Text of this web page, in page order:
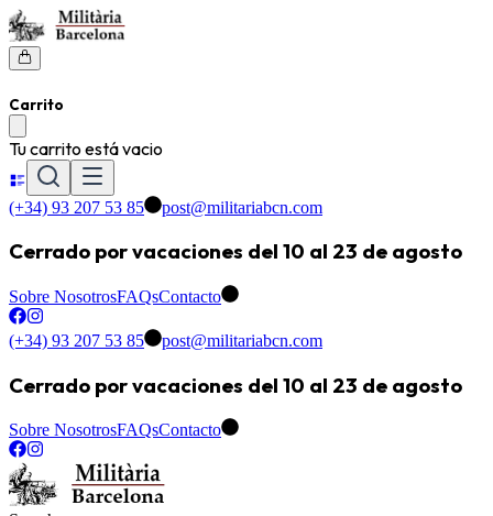
Carrito
Tu carrito está vacio
(+34) 93 207 53 85 post@militariabcn.com
Cerrado por vacaciones del 10 al 23 de agosto
Sobre NosotrosFAQsContacto
(+34) 93 207 53 85 post@militariabcn.com
Cerrado por vacaciones del 10 al 23 de agosto
Sobre NosotrosFAQsContacto